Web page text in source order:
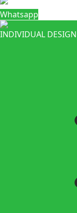
Whatsapp
INDIVIDUAL DESIGN